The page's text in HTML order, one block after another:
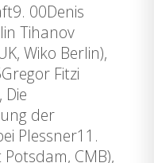
00Denis
Tihanov
Wiko Berlin),
Fitzi
Die
der
Plessner11.
CMB),